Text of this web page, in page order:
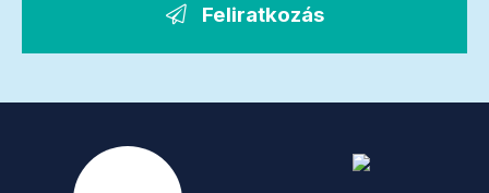
Feliratkozás